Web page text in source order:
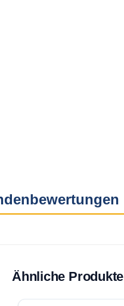
Ähnliche Produkte